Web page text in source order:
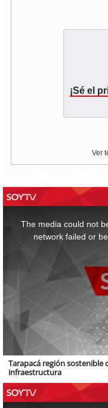
¡Sé el
Ver
The media could not
network failed or
Tarapacá región sostenible
infraestructura